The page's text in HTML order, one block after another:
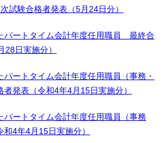
試験合格者発表（5月24日分）
パートタイム会計年度任用職員 最終合
28日実施分）
パートタイム会計年度任用職員（事務・
発表（令和4年4月15日実施分）
パートタイム会計年度任用職員（事務
4年4月15日実施分）